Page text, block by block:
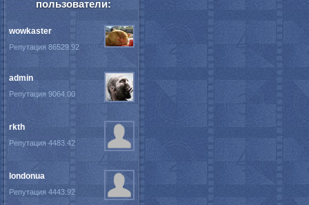
пользователи:
wowkaster
Репутация 86529.92
admin
Репутация 9064.00
rkth
Репутация 4483.42
londonua
Репутация 4443.92